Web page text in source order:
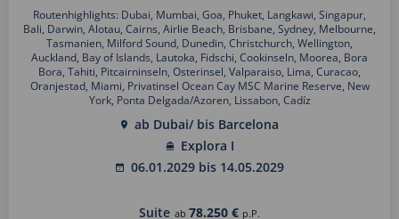
Routenhighlights: Dubai, Mumbai, Goa, Phuket, Langkawi, Singapur,
Bali, Darwin, Alotau, Cairns, Airlie Beach, Brisbane, Sydney, Melbourne,
Tasmanien, Milford Sound, Dunedin, Christchurch, Wellington,
Auckland, Bay of Islands, Lautoka, Fidschi, Cookinseln, Moorea, Bora
Bora, Tahiti, Pitcairninseln, Osterinsel, Valparaiso, Lima, Curacao,
Oranjestad, Miami, Privatinsel Ocean Cay MSC Marine Reserve, New
York, Ponta Delgada/Azoren, Lissabon, Cadíz
ab Dubai/ bis Barcelona
Explora I
06.01.2029 bis 14.05.2029
Suite ab 78.250 € p.P.